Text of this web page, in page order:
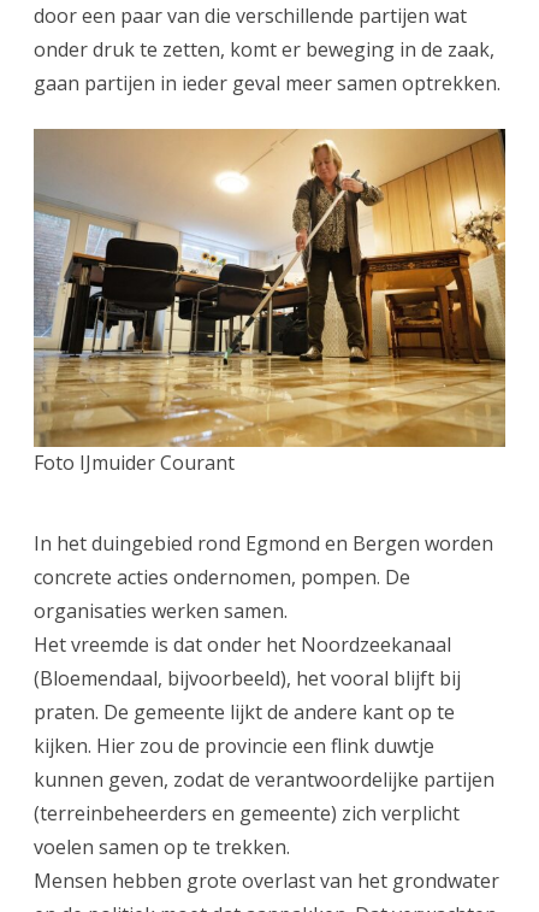
door een paar van die verschillende partijen wat
onder druk te zetten, komt er beweging in de zaak,
gaan partijen in ieder geval meer samen optrekken.
Foto IJmuider Courant
In het duingebied rond Egmond en Bergen worden
concrete acties ondernomen, pompen. De
organisaties werken samen.
Het vreemde is dat onder het Noordzeekanaal
(Bloemendaal, bijvoorbeeld), het vooral blijft bij
praten. De gemeente lijkt de andere kant op te
kijken. Hier zou de provincie een flink duwtje
kunnen geven, zodat de verantwoordelijke partijen
(terreinbeheerders en gemeente) zich verplicht
voelen samen op te trekken.
Mensen hebben grote overlast van het grondwater